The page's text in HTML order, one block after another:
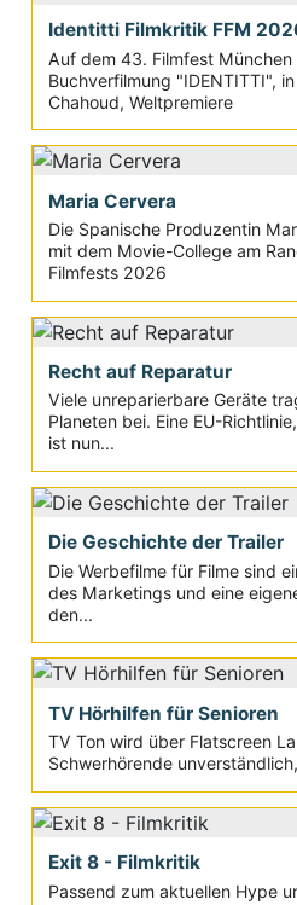
Identitti Filmkritik FFM
Auf dem 43. Filmfest
Buchverfilmung "IDENTITTI",
Chahoud, Weltpremiere
Maria Cervera
Die Spanische Produzentin
mit dem Movie-College am
Filmfests 2026
Recht auf Reparatur
Viele unreparierbare Geräte
Planeten bei. Eine EU-
ist nun...
Die Geschichte der Trailer
Die Werbefilme für Filme sind
des Marketings und eine
den...
TV Hörhilfen für Senioren
TV Ton wird über Flatscreen
Schwerhörende
Exit 8 - Filmkritik
Passend zum aktuellen Hype